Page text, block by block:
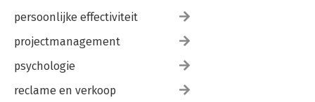
persoonlijke effectiviteit
projectmanagement
psychologie
reclame en verkoop